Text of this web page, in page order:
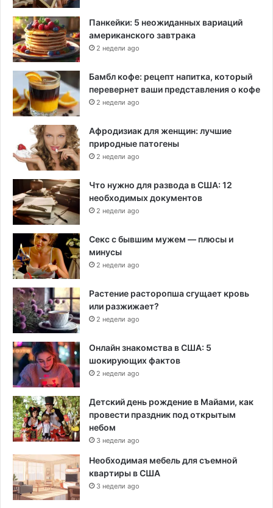
Панкейки: 5 неожиданных вариаций
американского завтрака
2 недели ago
Бамбл кофе: рецепт напитка, который
перевернет ваши представления о кофе
2 недели ago
Афродизиак для женщин: лучшие
природные патогены
2 недели ago
Что нужно для развода в США: 12
необходимых документов
2 недели ago
Секс с бывшим мужем — плюсы и
минусы
2 недели ago
Растение расторопша сгущает кровь
или разжижает?
2 недели ago
Онлайн знакомства в США: 5
шокирующих фактов
2 недели ago
Детский день рождение в Майами, как
провести праздник под открытым
небом
3 недели ago
Необходимая мебель для съемной
квартиры в США
3 недели ago